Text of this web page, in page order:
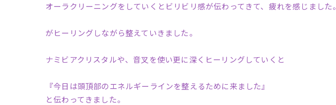
オーラクリーニングをしていくとビリビリ感が伝わってきて、疲れを感じました。
がヒーリングしながら整えていきました。
ナミビアクリスタルや、音叉を使い更に深くヒーリングしていくと
『今日は頭頂部のエネルギーラインを整えるために来ました』
と伝わってきました。